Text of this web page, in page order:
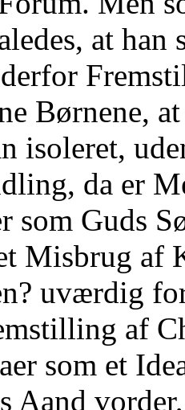
at
derfor
Børnene,
isoleret,
da er
som Guds
Misbrug af
uværdig
af
som et
Aand